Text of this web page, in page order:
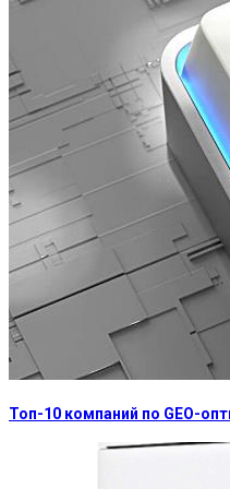
Топ-10 компаний по GEO-